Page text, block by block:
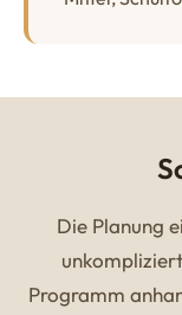
Die Planung
Programm